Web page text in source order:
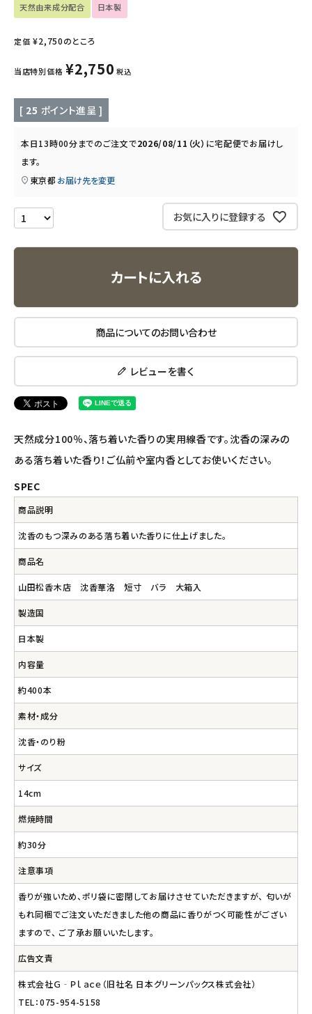
インナー・下着・ナイトウェア
フード・ドリンク
ブランド
オリジナルブランド
エコリュクス
アルマウィン
アルモニベルツ
コラム・スタッフのおすすめ
ご利用ガイド等
アカウント情報
ようこそ ゲスト 様
meeting_room person
天然由来成分配合 日本製
定価 ¥2,750のところ
当店特別価格 ¥2,750 税込
[ 25 ポイント進呈 ]
本日13時00分までのご注文で2026/08/11（火） に宅配便でお届けし
ます。
東京都 お届け先を変更
お気に入りに登録する
カートに入れる
商品についてのお問い合わせ
レビューを書く
天然成分100％、落ち着いた香りの実用線香です。沈香の深みの
ある落ち着いた香り！ご仏前や室内香としてお使いください。
SPEC
商品説明
沈香のもつ深みのある落ち着いた香りに仕上げました。
商品名
山田松香木店 沈香華洛 短寸 バラ 大箱入
製造国
日本製
内容量
約400本
素材・成分
沈香・のり粉
サイズ
14cm
燃焼時間
約30分
注意事項
香りが強いため、ポリ袋に密閉してお届けさせていただきますが、 匂いが
もれ同梱でご注文いただきました他の商品に香りがつく可能性がござい
ますので、 ご了承お願いいたします。
広告文責
株式会社Ｇ‐Ｐｌａｃｅ（旧社名 日本グリーンパックス株式会社）
TEL：075-954-5158